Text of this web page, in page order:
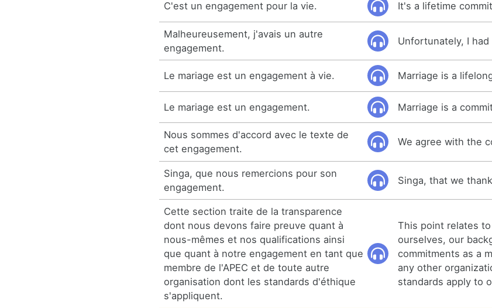
C'est un engagement pour la vie. It's a lifetime
Malheureusement, j'avais un autre
engagement.
Unfortunately, I
Le mariage est un engagement à vie. Marriage is a
Le mariage est un engagement. Marriage is a
Nous sommes d'accord avec le texte de
cet engagement.
We agree with the
Singa, que nous remercions pour son
engagement.
Singa, that we
Cette section traite de la transparence
dont nous devons faire preuve quant à
nous-mêmes et nos qualifications ainsi
que quant à notre engagement en tant que
membre de l'APEC et de toute autre
organisation dont les standards d'éthique
s'appliquent.
This point relates
ourselves, our
commitments as a
any other
standards apply to